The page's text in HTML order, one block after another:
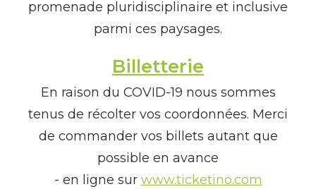
promenade pluridisciplinaire et inclusive
parmi ces paysages.
Billetterie
En raison du COVID-19 nous sommes
tenus de récolter vos coordonnées. Merci
de commander vos billets autant que
possible en avance
- en ligne sur www.ticketino.com